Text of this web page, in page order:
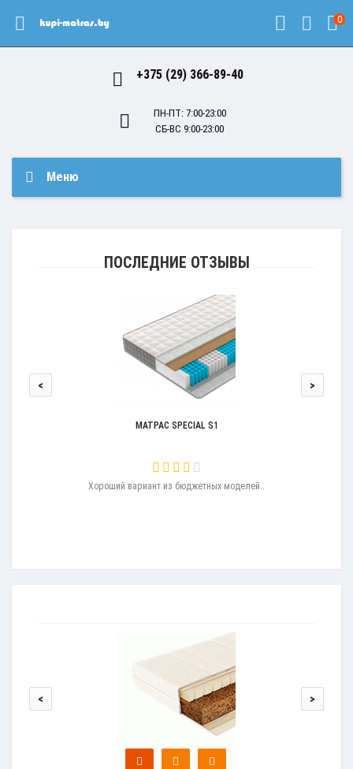
0
+375 (29) 366-89-40
ПН-ПТ: 7:00-23:00
СБ-ВС 9:00-23:00
Меню
ПОСЛЕДНИЕ ОТЗЫВЫ
МАТРАС SPECIAL S1
Хороший вариант из бюджетных моделей..
< >
< >